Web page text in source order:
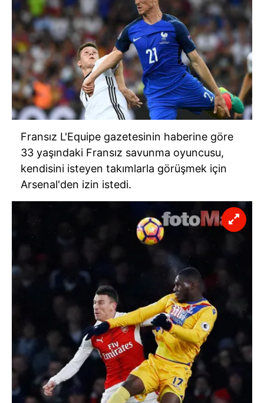
6698 sayılı Kişisel Verilerin Korunması Kanunu uyarınca
hazırlanmış Aydınlatma Metnimizi okumak ve sitemizde
ilgili mevzuata uygun olarak kullanılan çerezlerle ilgili bilgi
almak için lütfentıklayınız.
Fransız L'Equipe gazetesinin haberine göre
33 yaşındaki Fransız savunma oyuncusu,
kendisini isteyen takımlarla görüşmek için
Arsenal'den izin istedi.